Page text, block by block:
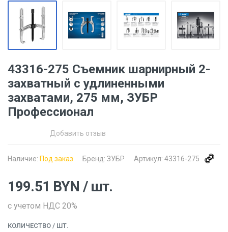
43316-275 Съемник шарнирный 2-
захватный с удлиненными
захватами, 275 мм, ЗУБР
Профессионал
Добавить отзыв
Наличие: Под заказ Бренд: ЗУБР Артикул: 43316-275
199.51 BYN / шт.
с учетом НДС 20%
КОЛИЧЕСТВО / ШТ.